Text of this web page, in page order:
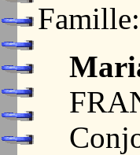
Famille: